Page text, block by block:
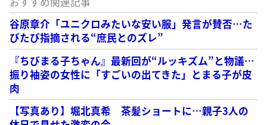
谷原章介「ユニクロみたいな安い服」発言が賛否…た
びたび指摘される“庶民とのズレ”
『ちびまる子ちゃん』最新回が“ルッキズム”と物議…
振り袖姿の女性に「すごいの出てきた」とまる子が皮
肉
【写真あり】堀北真希 茶髪ショートに…親子3人の